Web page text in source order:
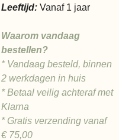
Leeftijd: Vanaf 1 jaar
Waarom vandaag
bestellen?
* Vandaag besteld, binnen
2 werkdagen in huis
* Betaal veilig achteraf met
Klarna
* Gratis verzending vanaf
€ 75,00